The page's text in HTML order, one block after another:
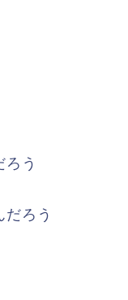
ろう
ろう